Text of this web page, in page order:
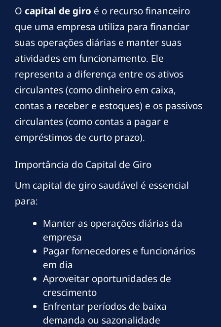
O capital de giro é o recurso financeiro
que uma empresa utiliza para financiar
suas operações diárias e manter suas
atividades em funcionamento. Ele
representa a diferença entre os ativos
circulantes (como dinheiro em caixa,
contas a receber e estoques) e os passivos
circulantes (como contas a pagar e
empréstimos de curto prazo).
Importância do Capital de Giro
Um capital de giro saudável é essencial
para:
Manter as operações diárias da
empresa
Pagar fornecedores e funcionários
em dia
Aproveitar oportunidades de
crescimento
Enfrentar períodos de baixa
demanda ou sazonalidade